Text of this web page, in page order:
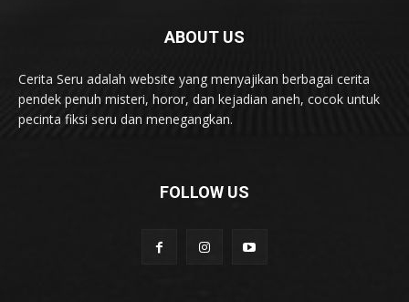
ABOUT US
Cerita Seru adalah website yang menyajikan berbagai cerita
pendek penuh misteri, horor, dan kejadian aneh, cocok untuk
pecinta fiksi seru dan menegangkan.
FOLLOW US